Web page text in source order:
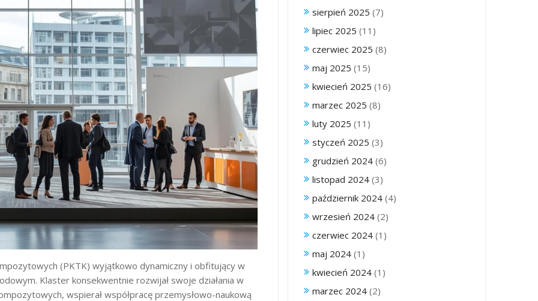
(PKTK) wyjątkowo dynamiczny i obfitujący w
Klaster konsekwentnie rozwijał swoje działania w
wspierał współpracę przemysłowo-naukową
sierpień 2025 (7)
lipiec 2025 (11)
czerwiec 2025 (8)
maj 2025 (15)
kwiecień 2025 (16)
marzec 2025 (8)
luty 2025 (11)
styczeń 2025 (3)
grudzień 2024 (6)
listopad 2024 (3)
październik 2024 (4)
wrzesień 2024 (2)
czerwiec 2024 (1)
maj 2024 (1)
kwiecień 2024 (1)
marzec 2024 (2)